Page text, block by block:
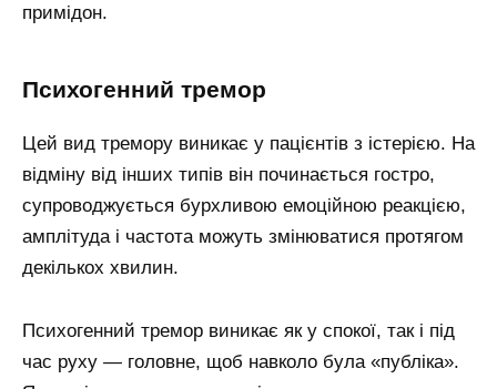
примідон.
Психогенний тремор
Цей вид тремору виникає у пацієнтів з істерією. На
відміну від інших типів він починається гостро,
супроводжується бурхливою емоційною реакцією,
амплітуда і частота можуть змінюватися протягом
декількох хвилин.
Психогенний тремор виникає як у спокої, так і під
час руху — головне, щоб навколо була «публіка».